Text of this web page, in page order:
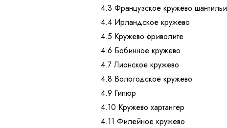
4.3 Французское кружево шантильи
4.4 Ирландское кружево
4.5 Кружево фриволите
4.6 Бобинное кружево
4.7 Лионское кружево
4.8 Вологодское кружево
4.9 Гипюр
4.10 Кружево хартангер
4.11 Филейное кружево